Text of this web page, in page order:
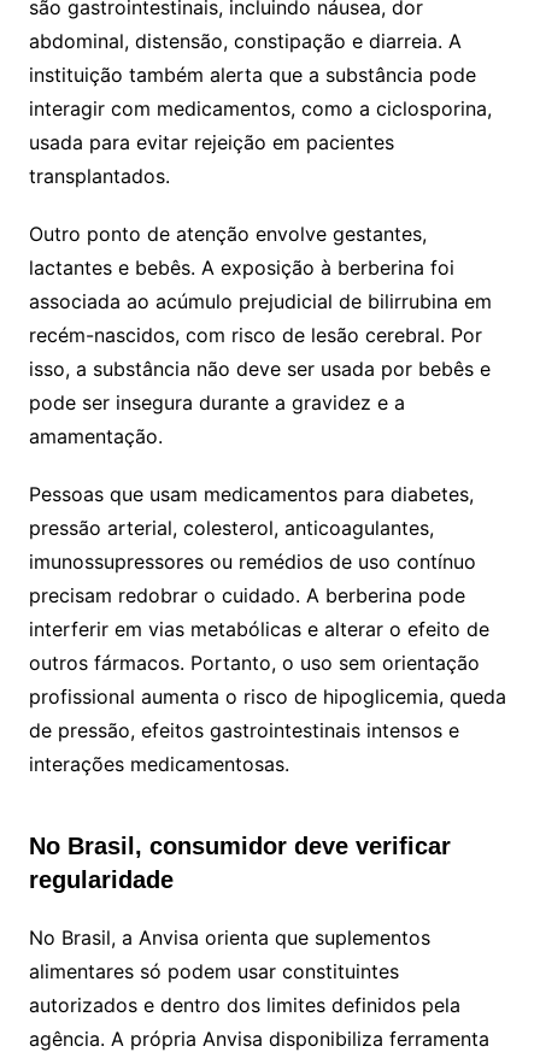
são gastrointestinais, incluindo náusea, dor
abdominal, distensão, constipação e diarreia. A
instituição também alerta que a substância pode
interagir com medicamentos, como a ciclosporina,
usada para evitar rejeição em pacientes
transplantados.
Outro ponto de atenção envolve gestantes,
lactantes e bebês. A exposição à berberina foi
associada ao acúmulo prejudicial de bilirrubina em
recém-nascidos, com risco de lesão cerebral. Por
isso, a substância não deve ser usada por bebês e
pode ser insegura durante a gravidez e a
amamentação.
Pessoas que usam medicamentos para diabetes,
pressão arterial, colesterol, anticoagulantes,
imunossupressores ou remédios de uso contínuo
precisam redobrar o cuidado. A berberina pode
interferir em vias metabólicas e alterar o efeito de
outros fármacos. Portanto, o uso sem orientação
profissional aumenta o risco de hipoglicemia, queda
de pressão, efeitos gastrointestinais intensos e
interações medicamentosas.
No Brasil, consumidor deve verificar
regularidade
No Brasil, a Anvisa orienta que suplementos
alimentares só podem usar constituintes
autorizados e dentro dos limites definidos pela
agência. A própria Anvisa disponibiliza ferramenta